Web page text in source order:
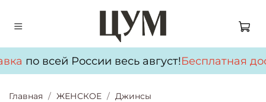
по всей России весь август!Бесплатная
Главная ЖЕНСКОЕ Джинсы